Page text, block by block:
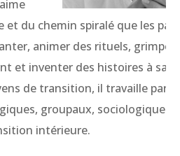
et du chemin spiralé que les
animer des rituels, grimper
et inventer des histoires à sa
de transition, il travaille
groupaux, sociologiques
intérieure.